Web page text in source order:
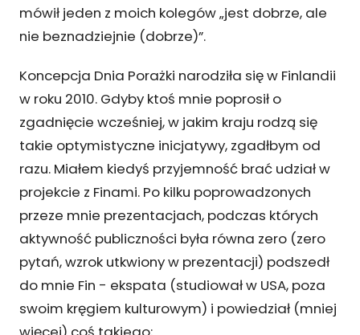
mówił jeden z moich kolegów „jest dobrze, ale
nie beznadziejnie (dobrze)”.
Koncepcja Dnia Porażki narodziła się w Finlandii
w roku 2010. Gdyby ktoś mnie poprosił o
zgadnięcie wcześniej, w jakim kraju rodzą się
takie optymistyczne inicjatywy, zgadłbym od
razu. Miałem kiedyś przyjemność brać udział w
projekcie z Finami. Po kilku poprowadzonych
przeze mnie prezentacjach, podczas których
aktywność publiczności była równa zero (zero
pytań, wzrok utkwiony w prezentacji) podszedł
do mnie Fin - ekspata (studiował w USA, poza
swoim kręgiem kulturowym) i powiedział (mniej